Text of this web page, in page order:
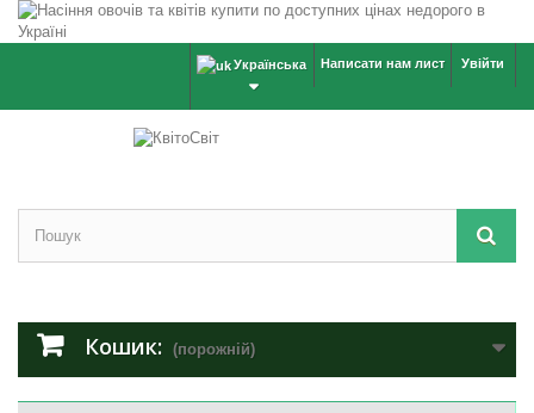
Увійти
Написати нам лист
Українська
Кошик: (порожній)